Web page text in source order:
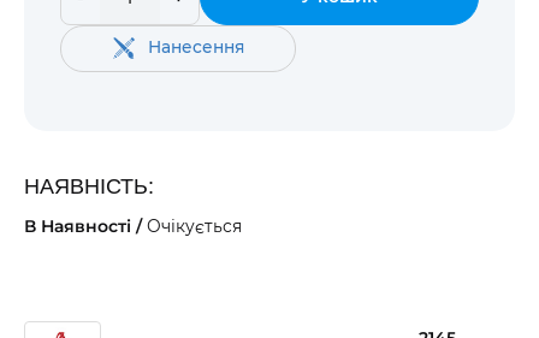
Нанесення
НАЯВНІСТЬ:
В Наявності /Очікується